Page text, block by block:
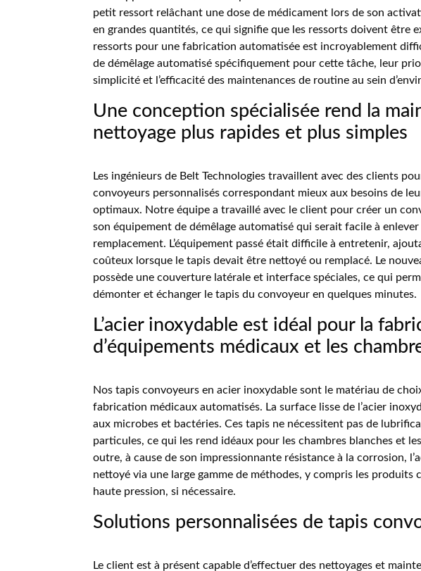
petit ressort relâchant une dose de médicament lors de son
en grandes quantités, ce qui signifie que les ressorts doivent être
ressorts pour une fabrication automatisée est incroyablement
de démêlage automatisé spécifiquement pour cette tâche, leur
simplicité et l’efficacité des maintenances de routine au sein
Une conception spécialisée rend la
nettoyage plus rapides et plus simples
Les ingénieurs de Belt Technologies travaillent avec des clients
convoyeurs personnalisés correspondant mieux aux besoins de
optimaux. Notre équipe a travaillé avec le client pour créer un
son équipement de démêlage automatisé qui serait facile à
remplacement. L’équipement passé était difficile à entretenir,
coûteux lorsque le tapis devait être nettoyé ou remplacé. Le
possède une couverture latérale et interface spéciales, ce qui
démonter et échanger le tapis du convoyeur en quelques minutes.
L’acier inoxydable est idéal pour la
d’équipements médicaux et les
Nos tapis convoyeurs en acier inoxydable sont le matériau de
fabrication médicaux automatisés. La surface lisse de l’acier
aux microbes et bactéries. Ces tapis ne nécessitent pas de
particules, ce qui les rend idéaux pour les chambres blanches et
outre, à cause de son impressionnante résistance à la corrosion,
nettoyé via une large gamme de méthodes, y compris les produits
haute pression, si nécessaire.
Solutions personnalisées de tapis
Le client est à présent capable d’effectuer des nettoyages et